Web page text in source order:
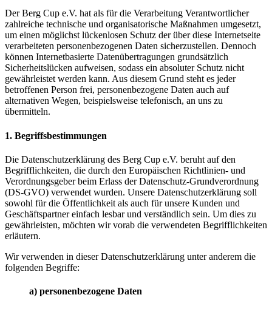
Der Berg Cup e.V. hat als für die Verarbeitung Verantwortlicher
zahlreiche technische und organisatorische Maßnahmen umgesetzt,
um einen möglichst lückenlosen Schutz der über diese Internetseite
verarbeiteten personenbezogenen Daten sicherzustellen. Dennoch
können Internetbasierte Datenübertragungen grundsätzlich
Sicherheitslücken aufweisen, sodass ein absoluter Schutz nicht
gewährleistet werden kann. Aus diesem Grund steht es jeder
betroffenen Person frei, personenbezogene Daten auch auf
alternativen Wegen, beispielsweise telefonisch, an uns zu
übermitteln.
1. Begriffsbestimmungen
Die Datenschutzerklärung des Berg Cup e.V. beruht auf den
Begrifflichkeiten, die durch den Europäischen Richtlinien- und
Verordnungsgeber beim Erlass der Datenschutz-Grundverordnung
(DS-GVO) verwendet wurden. Unsere Datenschutzerklärung soll
sowohl für die Öffentlichkeit als auch für unsere Kunden und
Geschäftspartner einfach lesbar und verständlich sein. Um dies zu
gewährleisten, möchten wir vorab die verwendeten Begrifflichkeiten
erläutern.
Wir verwenden in dieser Datenschutzerklärung unter anderem die
folgenden Begriffe:
a) personenbezogene Daten